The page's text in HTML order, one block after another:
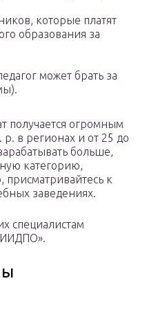
которые платят
образования за
может брать за
получается огромным
в регионах и от 25 до
больше,
категорию,
присматривайтесь к
заведениях.
специалистам